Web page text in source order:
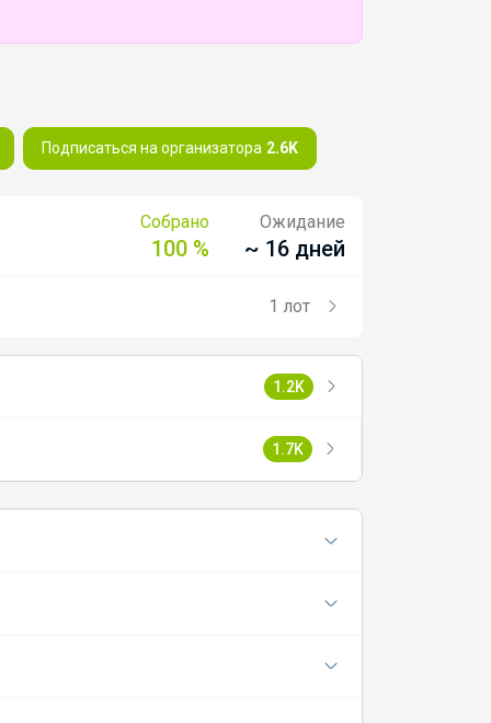
Подписаться на организатора 2.6K
Собрано
100 %
Ожидание
~ 16 дней
1 лот
1.2K
1.7K